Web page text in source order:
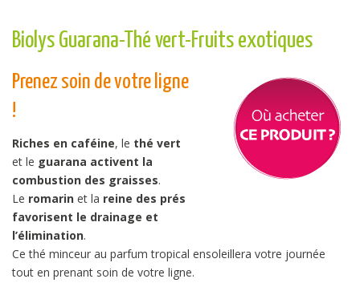
Biolys Guarana-Thé vert-Fruits exotiques
Prenez soin de votre ligne
!
Riches en caféine, le thé vert
et le guarana activent la
combustion des graisses.
Le romarin et la reine des prés
favorisent le drainage et
l’élimination.
Ce thé minceur au parfum tropical ensoleillera votre journée
tout en prenant soin de votre ligne.